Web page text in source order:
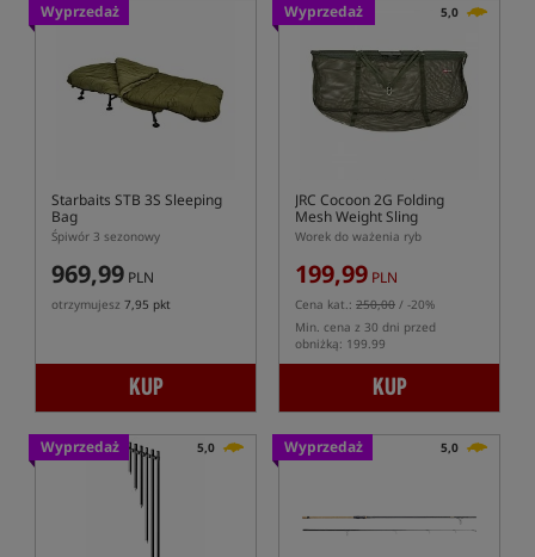
Wyprzedaż
Starbaits STB 3S Sleeping
Bag
Śpiwór 3 sezonowy
969,99 PLN
otrzymujesz 7,95 pkt
KUP
Wyprzedaż 5,0
JRC Cocoon 2G Folding
Mesh Weight Sling
Worek do ważenia ryb
199,99 PLN
Cena kat.: 250,00 / -20%
Min. cena z 30 dni przed
obniżką: 199.99
KUP
Wyprzedaż 5,0 Wyprzedaż 5,0